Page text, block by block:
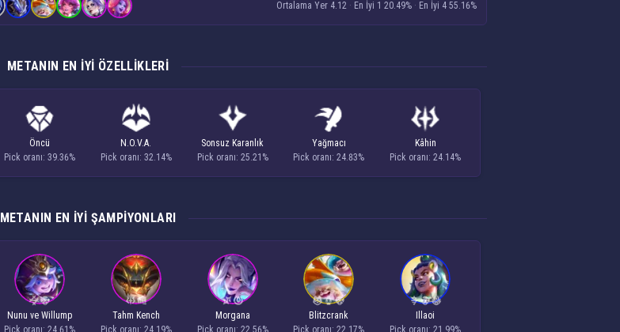
Ortalama Yer 4.12 · En İyi 1 20.49% · En İyi 4 55.16%
METANIN EN IYI ÖZELLIKLERI
Öncü
Pick oranı: 39.36%
N.O.V.A.
Pick oranı: 32.14%
Sonsuz Karanlık
Pick oranı: 25.21%
Yağmacı
Pick oranı: 24.83%
Kâhin
Pick oranı: 24.14%
METANIN EN IYI ŞAMPIYONLARI
Nunu ve Willump
Pick oranı: 24.61%
Tahm Kench
Pick oranı: 24.19%
Morgana
Pick oranı: 22.56%
Blitzcrank
Pick oranı: 22.17%
Illaoi
Pick oranı: 21.99%